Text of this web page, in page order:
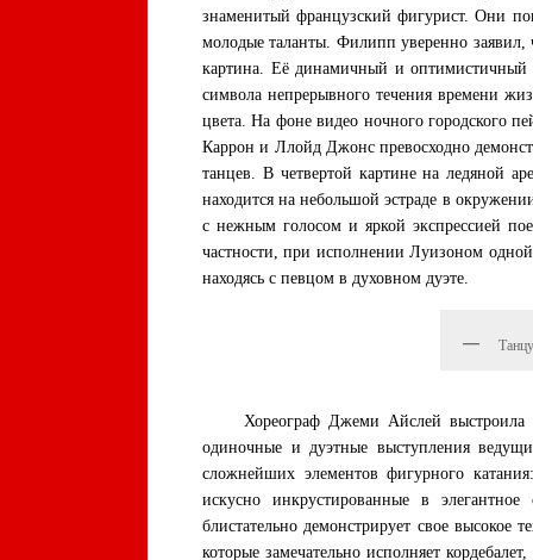
знаменитый французский фигурист. Они
молодые таланты. Филипп уверенно заявил,
картина. Её динамичный и оптимистичный
символа непрерывного течения времени
цвета. На фоне видео ночного городского
Каррон и Ллойд Джонс превосходно
танцев. В четвертой картине на ледяной
находится на небольшой эстраде в
с нежным голосом и яркой экспрессией
частности, при исполнении Луизоном
находясь с певцом в духовном дуэте.
Хореограф Джеми Айслей выстроила
одиночные и дуэтные выступления
сложнейших элементов фигурного
искусно инкрустированные в
блистательно демонстрирует свое высокое
которые замечательно исполняет